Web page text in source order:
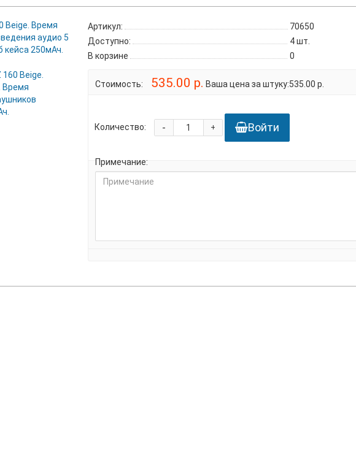
Артикул:
70650
Доступно:
4шт.
В корзине
0
Стоимость: 535.00 р. Ваша цена за штуку:535.00 р.
Количество: +
- Войти
Примечание: